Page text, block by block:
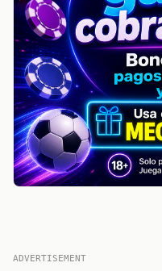
ADVERTISEMENT